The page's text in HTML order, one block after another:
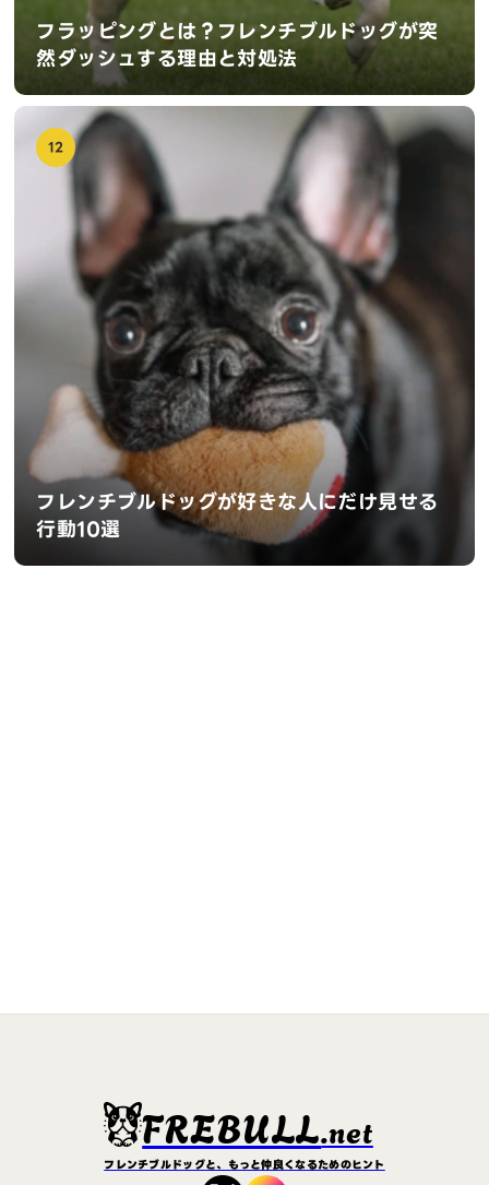
フラッピングとは？フレンチブルドッグが突
然ダッシュする理由と対処法
12
フレンチブルドッグが好きな人にだけ見せる
行動10選
FREBULL.net
フレンチブルドッグと、もっと仲良くなるためのヒント